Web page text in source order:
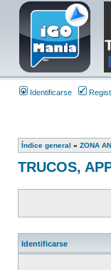
Identificarse
Índice general » ZONA
TRUCOS,
Identificarse